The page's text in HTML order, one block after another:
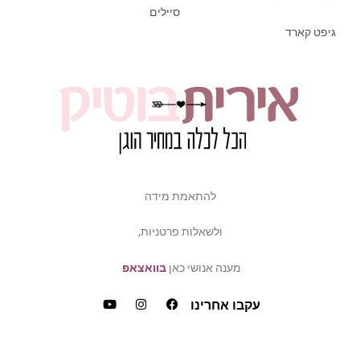
גיפט קארד
סיילים
להתאמת מידה
ולשאלות פרטניות,
מענה אנושי כאןבוואצאפ
עקבו אחרינו